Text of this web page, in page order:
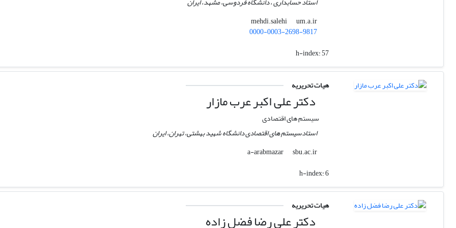
mehdi.salehi
um.a.ir
0000-0003-2698-9817
h-index:57
هیات تحریریه
دکتر علی اکبر عرب مازار
سیستم های اقتصادی
استادسیستم های اقتصادی دانشگاه شهید بهشتی، تهران، ایران
a-arabmazar
sbu.ac.ir
h-index:6
هیات تحریریه
دکتر علی رضا فضل زاده